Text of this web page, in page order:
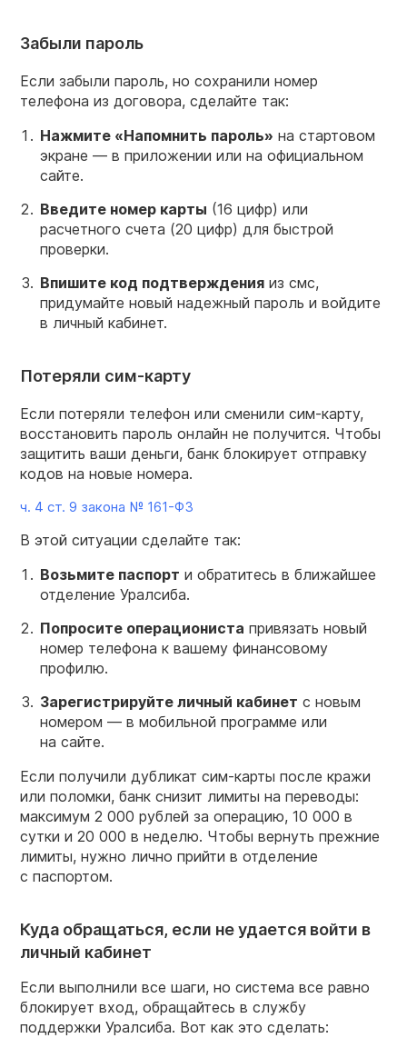
Забыли пароль
Если забыли пароль, но сохранили номер
телефона из договора, сделайте так:
Нажмите «Напомнить пароль» на стартовом
экране — в приложении или на официальном
сайте.
Введите номер карты (16 цифр) или
расчетного счета (20 цифр) для быстрой
проверки.
Впишите код подтверждения из смс,
придумайте новый надежный пароль и войдите
в личный кабинет.
Потеряли сим-карту
Если потеряли телефон или сменили сим-карту,
восстановить пароль онлайн не получится. Чтобы
защитить ваши деньги, банк блокирует отправку
кодов на новые номера.
ч. 4 ст. 9 закона № 161-ФЗ
В этой ситуации сделайте так:
Возьмите паспорт и обратитесь в ближайшее
отделение Уралсиба.
Попросите операциониста привязать новый
номер телефона к вашему финансовому
профилю.
Зарегистрируйте личный кабинет с новым
номером — в мобильной программе или
на сайте.
Если получили дубликат сим-карты после кражи
или поломки, банк снизит лимиты на переводы:
максимум 2 000 рублей за операцию, 10 000 в
сутки и 20 000 в неделю. Чтобы вернуть прежние
лимиты, нужно лично прийти в отделение
с паспортом.
Куда обращаться, если не удается войти в
личный кабинет
Если выполнили все шаги, но система все равно
блокирует вход, обращайтесь в службу
поддержки Уралсиба. Вот как это сделать: